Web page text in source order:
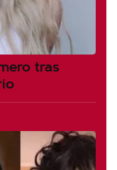
tras